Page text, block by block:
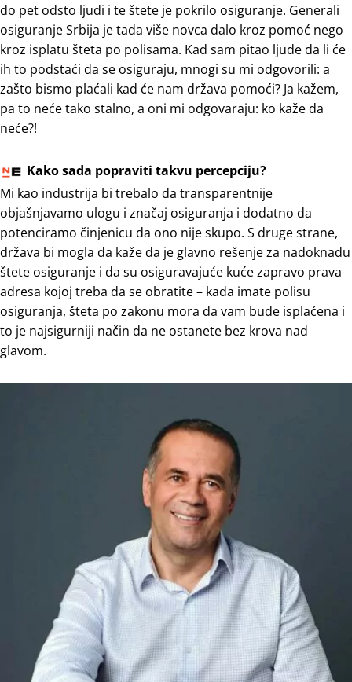
do pet odsto ljudi i te štete je pokrilo osiguranje. Generali
osiguranje Srbija je tada više novca dalo kroz pomoć nego
kroz isplatu šteta po polisama. Kad sam pitao ljude da li će
ih to podstaći da se osiguraju, mnogi su mi odgovorili: a
zašto bismo plaćali kad će nam država pomoći? Ja kažem,
pa to neće tako stalno, a oni mi odgovaraju: ko kaže da
neće?!
Kako sada popraviti takvu percepciju?
Mi kao industrija bi trebalo da transparentnije
objašnjavamo ulogu i značaj osiguranja i dodatno da
potenciramo činjenicu da ono nije skupo. S druge strane,
država bi mogla da kaže da je glavno rešenje za nadoknadu
štete osiguranje i da su osiguravajuće kuće zapravo prava
adresa kojoj treba da se obratite – kada imate polisu
osiguranja, šteta po zakonu mora da vam bude isplaćena i
to je najsigurniji način da ne ostanete bez krova nad
glavom.